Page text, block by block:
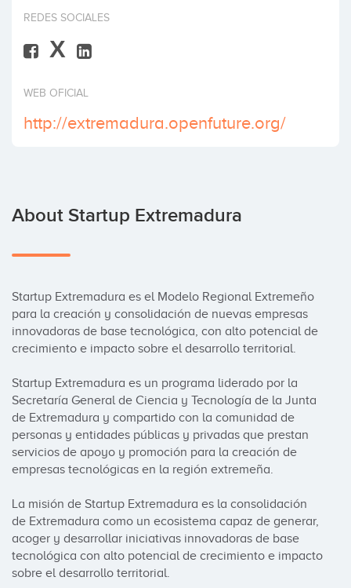
Invest
REDES SOCIALES
X
WEB OFICIAL
http://extremadura.openfuture.org/
About Startup Extremadura
Startup Extremadura es el Modelo Regional Extremeño
para la creación y consolidación de nuevas empresas
innovadoras de base tecnológica, con alto potencial de
crecimiento e impacto sobre el desarrollo territorial.
Startup Extremadura es un programa liderado por la
Secretaría General de Ciencia y Tecnología de la Junta
de Extremadura y compartido con la comunidad de
personas y entidades públicas y privadas que prestan
servicios de apoyo y promoción para la creación de
empresas tecnológicas en la región extremeña.
La misión de Startup Extremadura es la consolidación
de Extremadura como un ecosistema capaz de generar,
acoger y desarrollar iniciativas innovadoras de base
tecnológica con alto potencial de crecimiento e impacto
sobre el desarrollo territorial.